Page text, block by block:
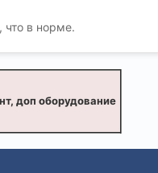
в норме.
доп оборудование